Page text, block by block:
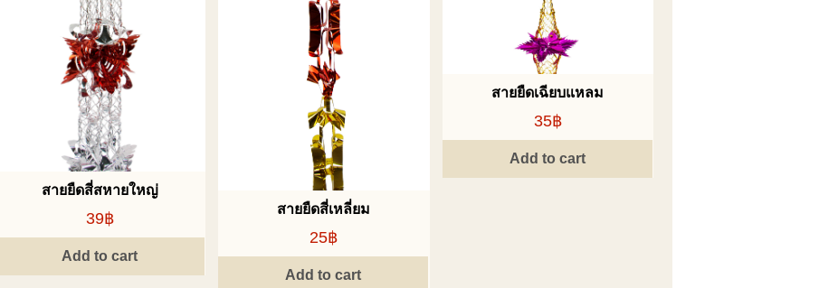
สายยืดสี่สหายใหญ่
39฿
Add to cart
สายยืดสี่เหลี่ยม
25฿
Add to cart
สายยืดเฉียบแหลม
35฿
Add to cart